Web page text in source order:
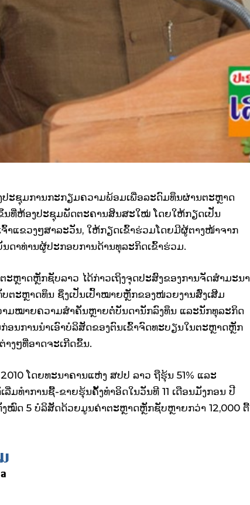
ປະຊຸມການກະກຽມຄວາມພ້ອມເພື່ອລະດົມທຶນຜ່ານຕະຫຼາດ
ທີ່ຫ້ອງປະຊຸມພັດຕະຄານສິນສະໃໝ່ ໂດຍໃຫ້ກຽດເປັນ
າແຂວງໆສາລະວັນ, ໃຫ້ກຽດເຂົ້າຮ່ວມໂດຍມີຜູ້ຕາງໜ້າຈາກ
ດາທ່ານຜູ້ປະກອບການດ້ານທຸລະກິດເຂົ້າຮ່ວມ.
ຫຼາດຫຼັກຊັບລາວ ໄດ້ກ່າວເຖິງຈຸດປະສົງຂອງການຈັດສຳມະນາ
ຕະຫຼາດທຶນ ຊຶ່ງເປັນເປົ້າໝາຍຫຼັກຂອງໜ່ວຍງານສົ່ງເສີມ
ມໝາຍຄວາມສຳຄັນຫຼາຍຕໍ່ບັນດານັກລົງທຶນ ແລະນັກທຸລະກິດ
ອນການນຳເອົາບໍລິສັດຂອງຕົນເຂົ້າຈົດທະບຽນໃນຕະຫຼາດຫຼັກ
ງໆທີ່ອາດຈະເກີດຂຶ້ນ.
ໂດຍທະນາຄານແຫ່ງ ສປປ ລາວ ຖືຮຸ້ນ 51% ແລະ
ມທຳການຊື້-ຂາຍຮຸ້ນຄັ້ງທຳອິດໃນວັນທີ 11 ເດືອນມັງກອນ ປີ
ໝົດ 5 ບໍລິສັດດ້ວຍມູນຄ່າຕະຫຼາດຫຼັກຊັບຫຼາຍກວ່າ 12,000 ຕື້